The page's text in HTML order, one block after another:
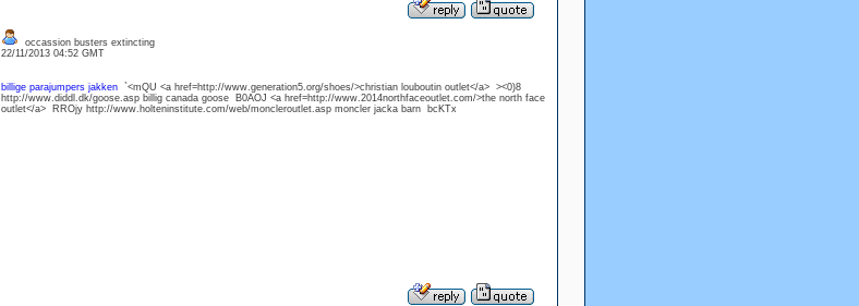
occassion busters extincting
22/11/2013 04:52 GMT
billige parajumpers jakken`<mQU <a href=http://www.generation5.org/shoes/>christian louboutin outlet</a> ><0)8
http://www.diddl.dk/goose.asp billig canada goose B0AOJ <a href=http://www.2014northfaceoutlet.com/>the north face
outlet</a> RROjy http://www.holteninstitute.com/web/moncleroutlet.asp moncler jacka barn bcKTx